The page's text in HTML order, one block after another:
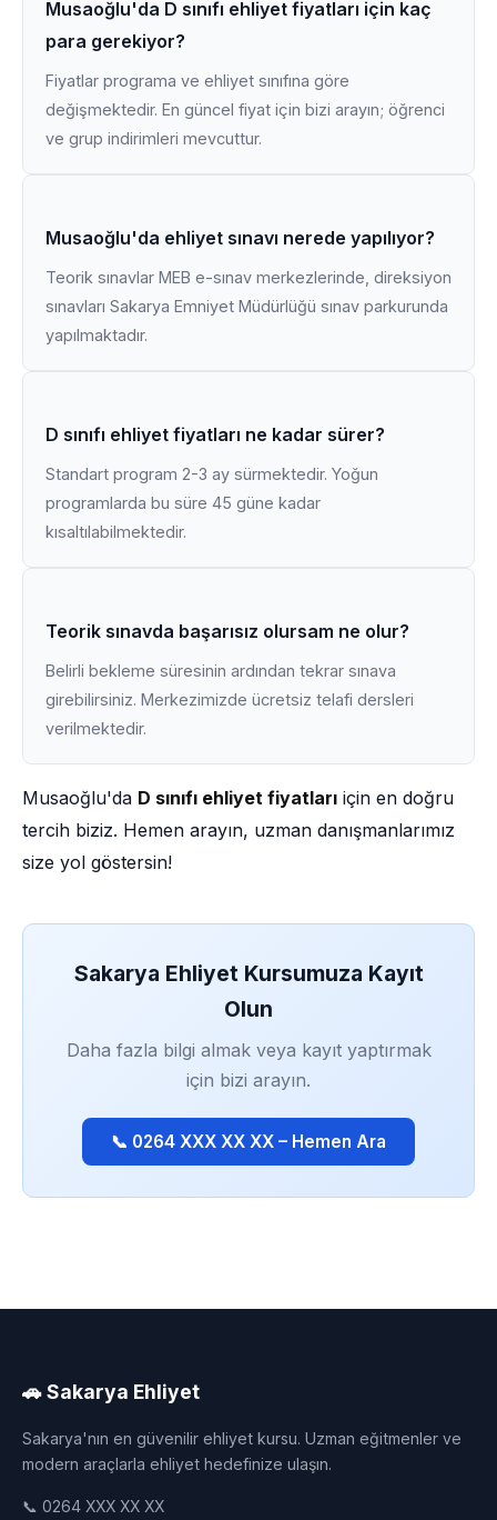
Musaoğlu'da D sınıfı ehliyet fiyatları için kaç
para gerekiyor?
Fiyatlar programa ve ehliyet sınıfına göre
değişmektedir. En güncel fiyat için bizi arayın; öğrenci
ve grup indirimleri mevcuttur.
Musaoğlu'da ehliyet sınavı nerede yapılıyor?
Teorik sınavlar MEB e-sınav merkezlerinde, direksiyon
sınavları Sakarya Emniyet Müdürlüğü sınav parkurunda
yapılmaktadır.
D sınıfı ehliyet fiyatları ne kadar sürer?
Standart program 2-3 ay sürmektedir. Yoğun
programlarda bu süre 45 güne kadar
kısaltılabilmektedir.
Teorik sınavda başarısız olursam ne olur?
Belirli bekleme süresinin ardından tekrar sınava
girebilirsiniz. Merkezimizde ücretsiz telafi dersleri
verilmektedir.
Musaoğlu'da D sınıfı ehliyet fiyatları için en doğru
tercih biziz. Hemen arayın, uzman danışmanlarımız
size yol göstersin!
Sakarya Ehliyet Kursumuza Kayıt
Olun
Daha fazla bilgi almak veya kayıt yaptırmak
için bizi arayın.
📞 0264 XXX XX XX – Hemen Ara
🚗 Sakarya Ehliyet
Sakarya'nın en güvenilir ehliyet kursu. Uzman eğitmenler ve
modern araçlarla ehliyet hedefinize ulaşın.
📞 0264 XXX XX XX